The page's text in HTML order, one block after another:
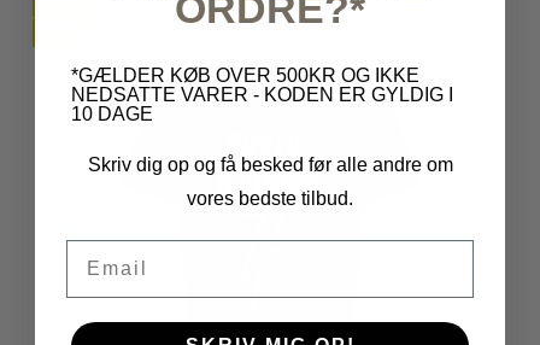
TILBUD
*GÆLDER KØB OVER 500KR OG IKKE
NEDSATTE VARER - KODEN ER GYLDIG I
10 DAGE
Skriv dig op og få besked før alle andre om
vores bedste tilbud.